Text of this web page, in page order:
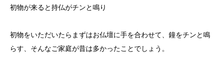
初物が来ると持仏がチンと鳴り
初物をいただいたらまずはお仏壇に手を合わせて、鐘をチンと鳴
らす、そんなご家庭が昔は多かったことでしょう。